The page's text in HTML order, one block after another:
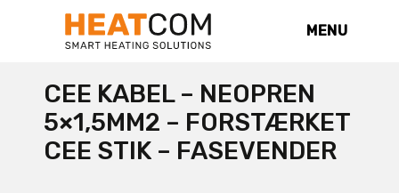
MENU
CEE KABEL – NEOPREN
5×1,5MM2 – FORSTÆRKET
CEE STIK – FASEVENDER